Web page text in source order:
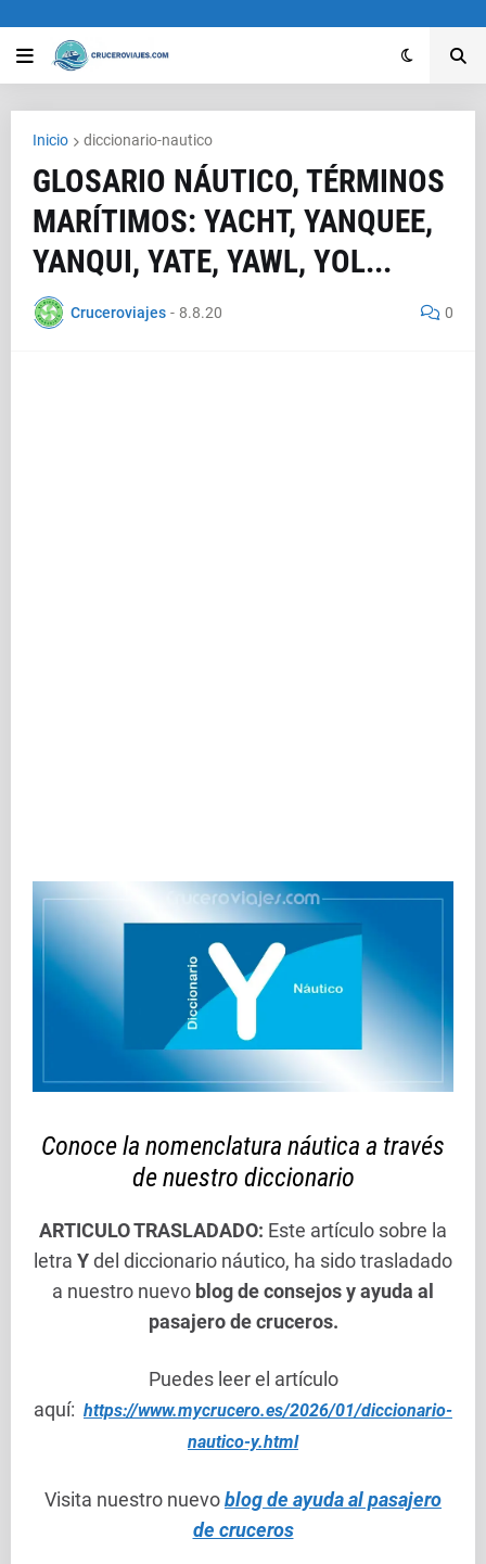
Inicio diccionario-nautico
GLOSARIO NÁUTICO, TÉRMINOS
MARÍTIMOS: YACHT, YANQUEE,
YANQUI, YATE, YAWL, YOL...
Cruceroviajes - 8.8.20 0
Conoce la nomenclatura náutica a través
de nuestro diccionario
ARTICULO TRASLADADO: Este artículo sobre la
letra Ydel diccionario náutico, ha sido trasladado
a nuestro nuevo blog de consejos y ayuda al
pasajero de cruceros.
Puedes leer el artículo
aquí: https://www.mycrucero.es/2026/01/diccionario-
nautico-y.html
Visita nuestro nuevoblog de ayuda al pasajero
de cruceros